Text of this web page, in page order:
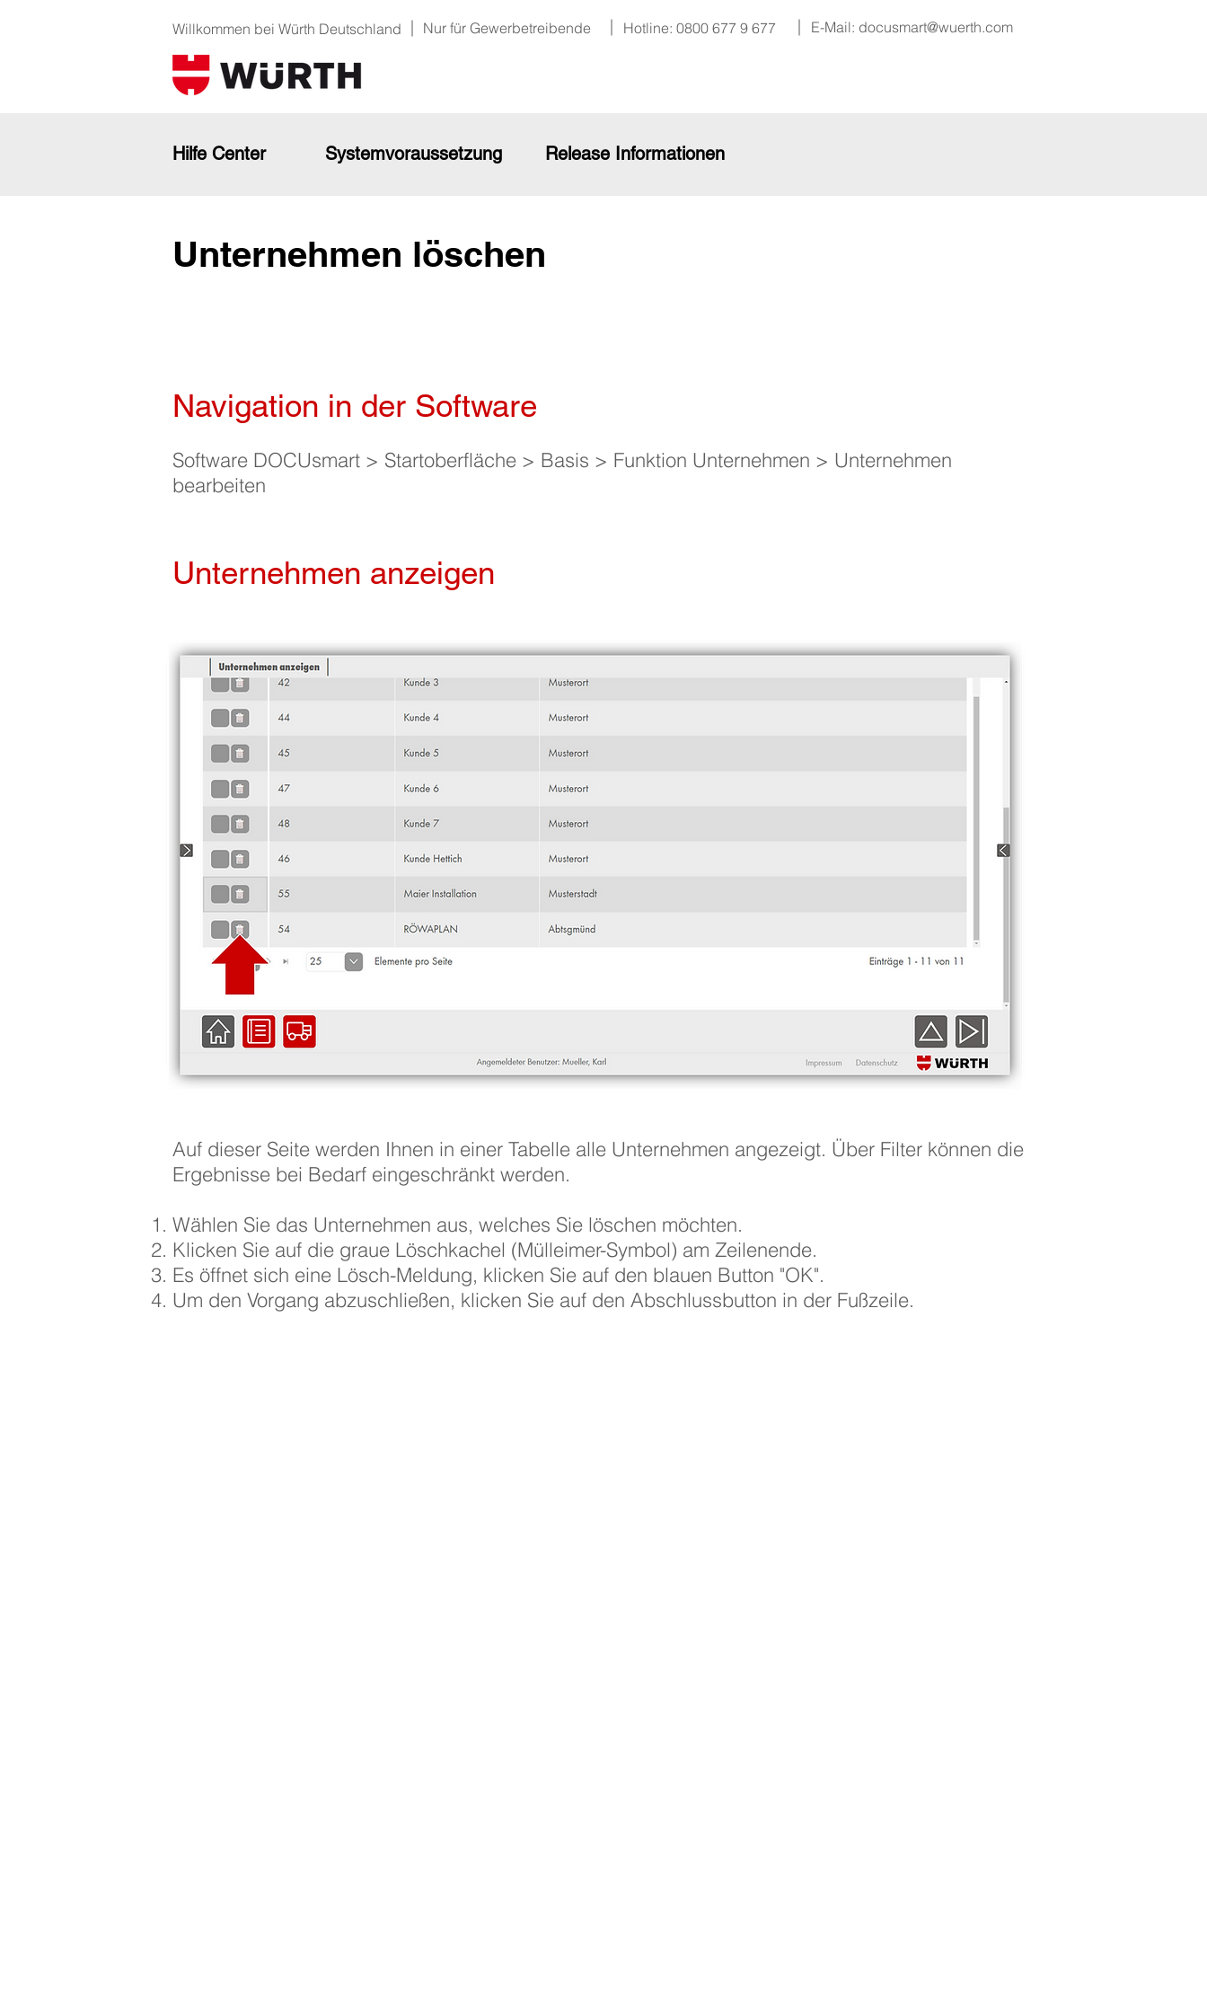
Willkommen bei Würth Deutschland Nur für Gewerbetreibende Hotline: 0800 677 9 677 E-Mail: docusmart@wuerth.com
Hilfe Center Systemvoraussetzung Release Informationen
Unternehmen löschen
Navigation in der Software
Software DOCUsmart > Startoberfläche > Basis > Funktion Unternehmen > Unternehmen
bearbeiten
Unternehmen anzeigen
Auf dieser Seite werden Ihnen in einer Tabelle alle Unternehmen angezeigt. Über Filter können die
Ergebnisse bei Bedarf eingeschränkt werden.
Wählen Sie das Unternehmen aus, welches Sie löschen möchten.
Klicken Sie auf die graue Löschkachel (Mülleimer-Symbol) am Zeilenende.
Es öffnet sich eine Lösch-Meldung, klicken Sie auf den blauen Button "OK".
Um den Vorgang abzuschließen, klicken Sie auf den Abschlussbutton in der Fußzeile.